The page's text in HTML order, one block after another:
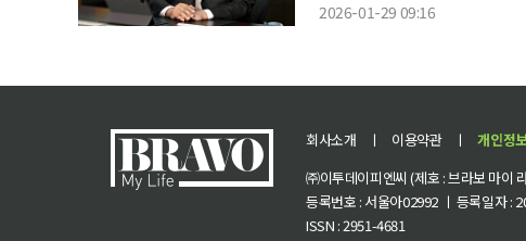
2026-01-29 09:16
회사소개 ㅣ 이용약관 ㅣ 개인정
㈜이투데이피엔씨 (제호 : 브라보 마이
등록번호 : 서울아02992 ㅣ 등록일자 :
ISSN : 2951-4681